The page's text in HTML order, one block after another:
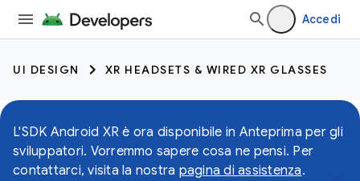
Accedi
UI DESIGN XR HEADSETS & WIRED XR GLASSES
L'SDK Android XR è ora disponibile in Anteprima per gli
sviluppatori. Vorremmo sapere cosa ne pensi. Per
contattarci, visita la nostra pagina di assistenza.